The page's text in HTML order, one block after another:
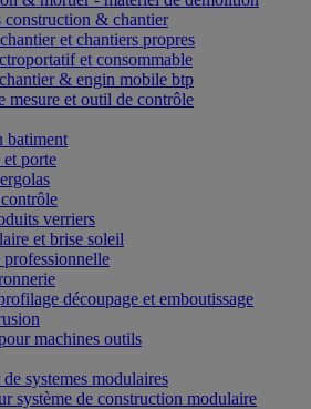
construction & chantier
et chantiers propres
et consommable
& engin mobile btp
mesure et outil de contrôle
batiment
et porte
verriers
et brise soleil
découpage et emboutissage
machines outils
systemes modulaires
système de construction modulaire